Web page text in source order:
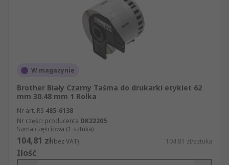
W magazynie
Brother Biały Czarny Taśma do drukarki etykiet 62
mm 30.48 mm 1 Rolka
Nr art. RS 485-6138
Nr części producenta DK22205
Suma częściowa (1 sztuka)
104,81 zł(bez VAT) 104,81 zł/sztuka
Ilość